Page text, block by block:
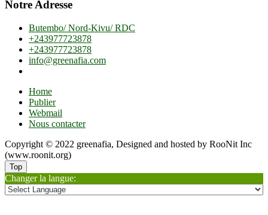
Notre Adresse
Butembo/ Nord-Kivu/ RDC
+243977723878
+243977723878
info@greenafia.com
Home
Publier
Webmail
Nous contacter
Copyright © 2022 greenafia, Designed and hosted by RooNit Inc
(www.roonit.org)
Top
Changer la langue: